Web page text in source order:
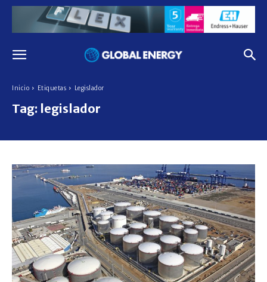
Inicio Etiquetas Legislador
Tag: legislador